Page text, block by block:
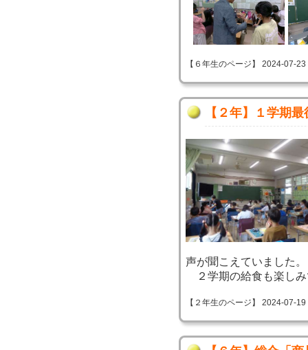
【６年生のページ】 2024-07-
【２年】１学期
声が聞こえていました。
２学期の給食も楽しみ
【２年生のページ】 2024-07-